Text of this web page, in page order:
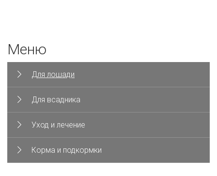
Меню
Для лошади
Для всадника
Уход и лечение
Корма и подкормки